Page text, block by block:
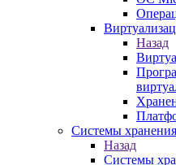
Назад
Системы
Назад
Системы